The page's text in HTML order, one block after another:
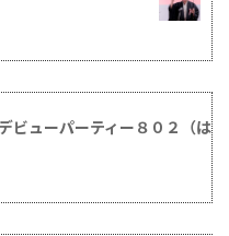
ビューパーティー８０２（は